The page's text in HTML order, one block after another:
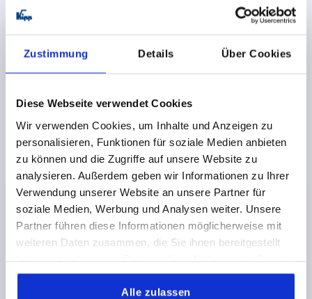
Zustimmung Details Über Cookies
Diese Webseite verwendet Cookies
Wir verwenden Cookies, um Inhalte und Anzeigen zu
personalisieren, Funktionen für soziale Medien anbieten
zu können und die Zugriffe auf unsere Website zu
analysieren. Außerdem geben wir Informationen zu Ihrer
Verwendung unserer Website an unsere Partner für
soziale Medien, Werbung und Analysen weiter. Unsere
Partner führen diese Informationen möglicherweise mit
weiteren Daten zusammen, die Sie ihnen bereitgestellt
gesammelt haben.
Alle zulassen
Andere Kunden kauften auch
NEU
ohne Bund, Federnde Druckstücke zum